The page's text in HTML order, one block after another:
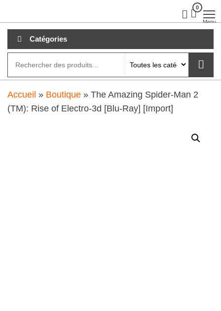
au
contenu
0
Menu
Catégories
Accueil » Boutique » The Amazing Spider-Man 2
(TM): Rise of Electro-3d [Blu-Ray] [Import]